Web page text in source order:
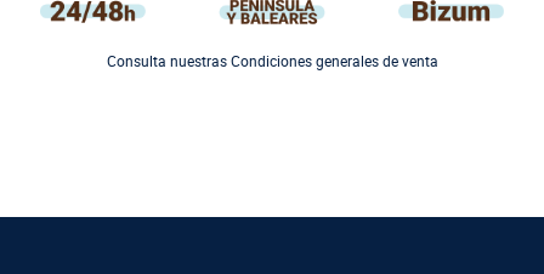
Consulta nuestras Condiciones generales de venta